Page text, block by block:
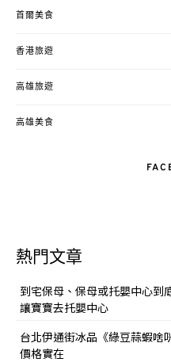
首爾美食
香港旅遊
高雄旅遊
高雄美食
熱門文章
到宅保母、保母或托嬰中心到
讓寶寶去托嬰中心
台北伊通街冰品《綠豆蒜蝦啥
價格實在